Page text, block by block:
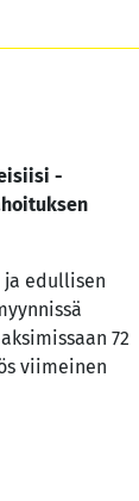
-
ja edullisen
72
viimeinen